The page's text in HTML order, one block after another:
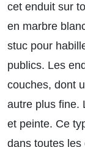
cet enduit sur
en marbre
stuc pour
publics. Les
couches, dont
autre plus fine.
et peinte. Ce
dans toutes